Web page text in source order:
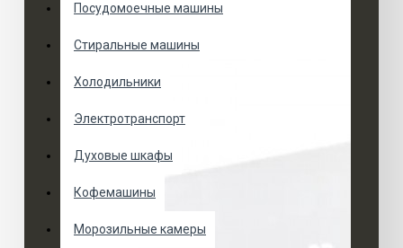
Посудомоечные машины
Стиральные машины
Холодильники
Электротранспорт
Духовые шкафы
Кофемашины
Морозильные камеры